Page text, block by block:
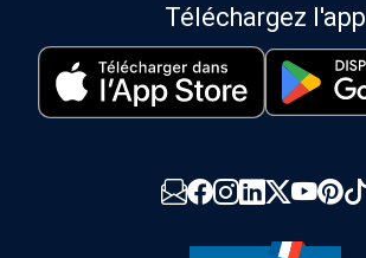
Téléchargez l'app